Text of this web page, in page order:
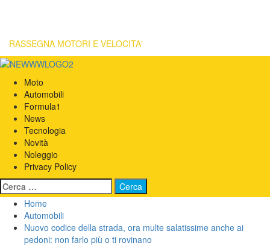
RASSEGNA MOTORI E VELOCITA'
Primary
Moto
Automobili
Formula1
News
Tecnologia
Novità
Noleggio
Privacy Policy
Ricerca
per:
Home
Automobili
Nuovo codice della strada, ora multe salatissime anche ai
pedoni: non farlo più o ti rovinano